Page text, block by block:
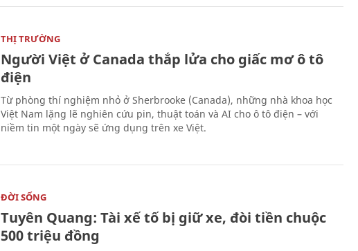
THỊ TRƯỜNG
Người Việt ở Canada thắp lửa cho giấc mơ ô tô
điện
Từ phòng thí nghiệm nhỏ ở Sherbrooke (Canada), những nhà khoa học
Việt Nam lặng lẽ nghiên cứu pin, thuật toán và AI cho ô tô điện – với
niềm tin một ngày sẽ ứng dụng trên xe Việt.
ĐỜI SỐNG
Tuyên Quang: Tài xế tố bị giữ xe, đòi tiền chuộc
500 triệu đồng